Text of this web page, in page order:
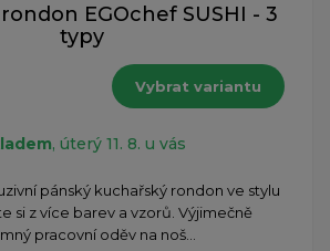
EGOchef SUSHI - 3
typy
Vybrat variantu
, úterý 11. 8. u vás
pánský kuchařský rondon ve stylu
si z více barev a vzorů. Výjimečně
pracovní oděv na noš...